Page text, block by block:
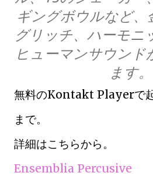
ギングボウルなど、
グリッチ、ハーモニ
ヒューマンサウンド
ます。
無料のKontakt Playerで
まで。
詳細はこちらから。
Ensemblia Percusive